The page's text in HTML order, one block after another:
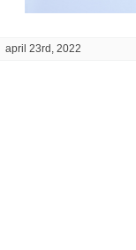
april 23rd, 2022